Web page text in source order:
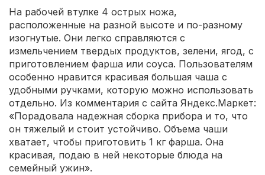
На рабочей втулке 4 острых ножа,
расположенные на разной высоте и по-разному
изогнутые. Они легко справляются с
измельчением твердых продуктов, зелени, ягод, с
приготовлением фарша или соуса. Пользователям
особенно нравится красивая большая чаша с
удобными ручками, которую можно использовать
отдельно. Из комментария с сайта Яндекс.Маркет:
«Порадовала надежная сборка прибора и то, что
он тяжелый и стоит устойчиво. Объема чаши
хватает, чтобы приготовить 1 кг фарша. Она
красивая, подаю в ней некоторые блюда на
семейный ужин».